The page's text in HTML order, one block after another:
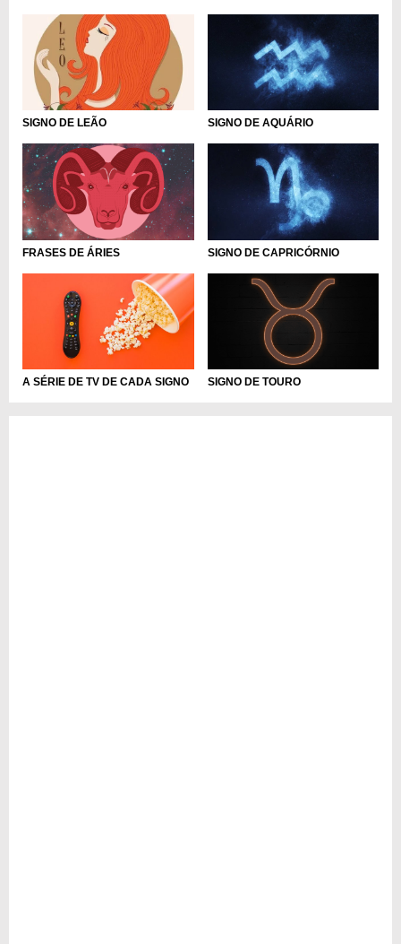
SIGNO DE LEÃO SIGNO DE AQUÁRIO
FRASES DE ÁRIES SIGNO DE CAPRICÓRNIO
A SÉRIE DE TV DE CADA SIGNO SIGNO DE TOURO